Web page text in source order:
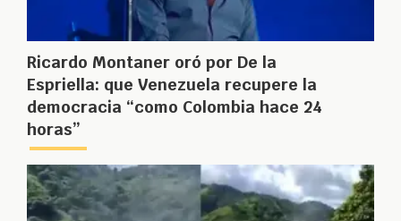
Ricardo Montaner oró por De la
Espriella: que Venezuela recupere la
democracia “como Colombia hace 24
horas”